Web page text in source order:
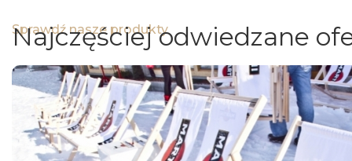
Sprawdź nasze produkty
Najczęściej odwiedzane